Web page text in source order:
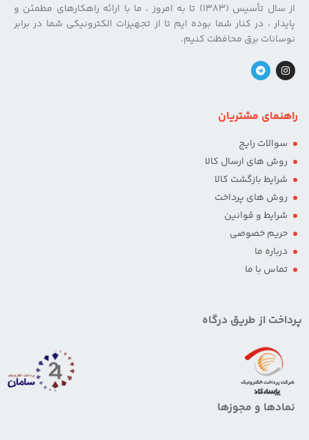
از سال تأسیس (۱۳۸۳) تا به امروز ، ما با ارائه راهکارهای مطمئن و
پایدار ، در کنار شما بوده ایم تا از تجهیزات الکترونیکی شما در برابر
نوسانات برق محافظت کنیم.
راهنمای مشتریان
سوالات رایج
روش های ارسال کالا
شرایط بازگشت کالا
روش های پرداخت
شرایط و قوانین
حریم خصوصی
درباره ما
تماس با ما
پرداخت از طریق درگاه
نمادها و مجوزها